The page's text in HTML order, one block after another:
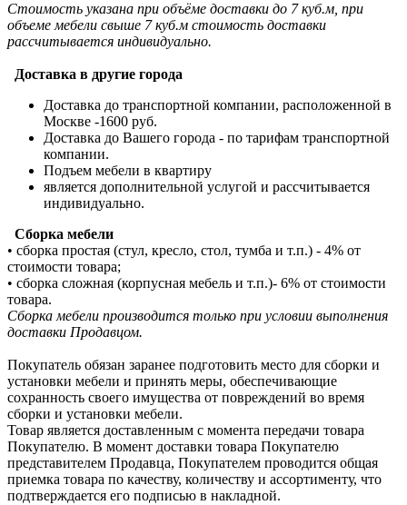
Стоимость указана при объёме доставки до 7 куб.м, при
объеме мебели свыше 7 куб.м стоимость доставки
рассчитывается индивидуально.
Доставка в другие города
Доставка до транспортной компании, расположенной в
Москве -1600 руб.
Доставка до Вашего города - по тарифам транспортной
компании.
Подъем мебели в квартиру
является дополнительной услугой и рассчитывается
индивидуально.
Сборка мебели
• сборка простая (стул, кресло, стол, тумба и т.п.) - 4% от
стоимости товара;
• сборка сложная (корпусная мебель и т.п.)- 6% от стоимости
товара.
Сборка мебели производится только при условии выполнения
доставки Продавцом.
Покупатель обязан заранее подготовить место для сборки и
установки мебели и принять меры, обеспечивающие
сохранность своего имущества от повреждений во время
сборки и установки мебели.
Товар является доставленным с момента передачи товара
Покупателю. В момент доставки товара Покупателю
представителем Продавца, Покупателем проводится общая
приемка товара по качеству, количеству и ассортименту, что
подтверждается его подписью в накладной.